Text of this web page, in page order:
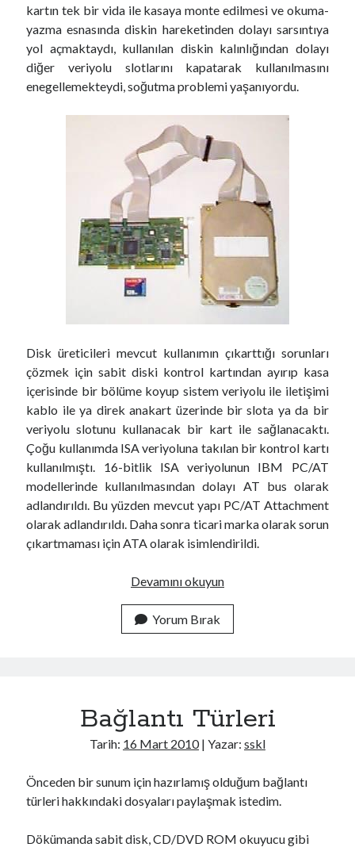
kartın tek bir vida ile kasaya monte edilmesi ve okuma-
yazma esnasında diskin hareketinden dolayı sarsıntıya
yol açmaktaydı, kullanılan diskin kalınlığından dolayı
diğer veriyolu slotlarını kapatarak kullanılmasını
enegellemekteydi, soğutma problemi yaşanıyordu.
Disk üreticileri mevcut kullanımın çıkarttığı sorunları
çözmek için sabit diski kontrol kartından ayırıp kasa
içerisinde bir bölüme koyup sistem veriyolu ile iletişimi
kablo ile ya direk anakart üzerinde bir slota ya da bir
veriyolu slotunu kullanacak bir kart ile sağlanacaktı.
Çoğu kullanımda ISA veriyoluna takılan bir kontrol kartı
kullanılmıştı. 16-bitlik ISA veriyolunun IBM PC/AT
modellerinde kullanılmasından dolayı AT bus olarak
adlandırıldı. Bu yüzden mevcut yapı PC/AT Attachment
olarak adlandırıldı. Daha sonra ticari marka olarak sorun
çıkartmaması için ATA olarak isimlendirildi.
Devamını okuyunI
(
E
R
T
E
/
Yorum Bırak
Bağlantı Türleri
Tarih: 16 Mart 2010| Yazar: sskl
Önceden bir sunum için hazırlamış olduğum bağlantı
türleri hakkındaki dosyaları paylaşmak istedim.
Dökümanda sabit disk, CD/DVD ROM okuyucu gibi